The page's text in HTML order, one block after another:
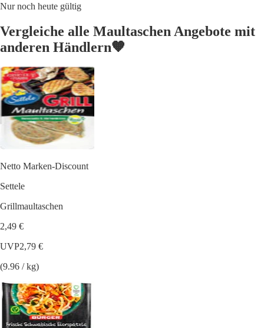
Nur noch heute gültig
Vergleiche alle Maultaschen Angebote mit
anderen Händlern🧡
Netto Marken-Discount
Settele
Grillmaultaschen
2,49 €
UVP2,79 €
(9.96 / kg)